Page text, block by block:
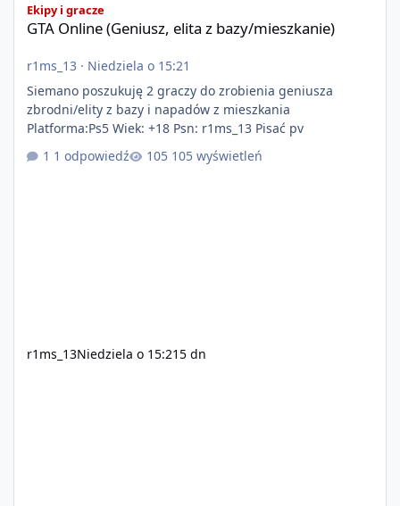
Ekipy i gracze
GTA Online (Geniusz, elita z bazy/mieszkanie)
r1ms_13 · Niedziela o 15:21
Siemano poszukuję 2 graczy do zrobienia geniusza
zbrodni/elity z bazy i napadów z mieszkania
Platforma:Ps5 Wiek: +18 Psn: r1ms_13 Pisać pv
1 odpowiedź
105 wyświetleń
r1ms_13Niedziela o 15:215 dn